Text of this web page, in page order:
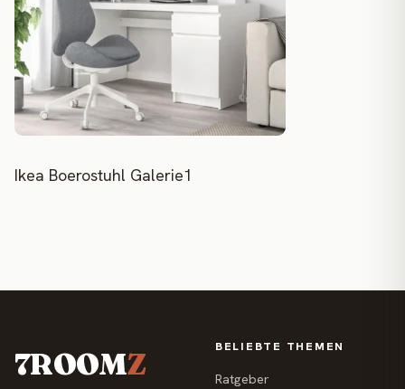
Ikea Boerostuhl Galerie1
7ROOMZ BELIEBTE THEMEN
Ratgeber